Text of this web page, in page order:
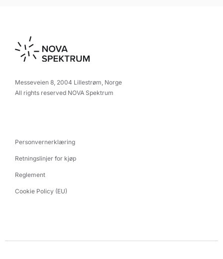
Messeveien 8, 2004 Lillestrøm, Norge
All rights reserved NOVA Spektrum
Personvernerklæring
Retningslinjer for kjøp
Reglement
Cookie Policy (EU)